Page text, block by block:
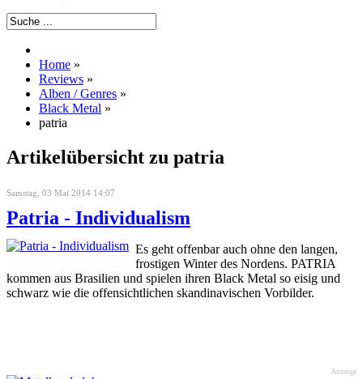
Home »
Reviews »
Alben / Genres »
Black Metal »
patria
Artikelübersicht zu patria
Samstag, 03 Mai 2014 14:07
Patria - Individualism
Es geht offenbar auch ohne den langen,
frostigen Winter des Nordens. PATRIA
kommen aus Brasilien und spielen ihren Black Metal so eisig und
schwarz wie die offensichtlichen skandinavischen Vorbilder.
Anzeige